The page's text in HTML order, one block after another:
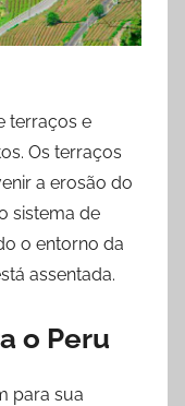
terraços e
Os terraços
a erosão do
sistema de
o entorno da
assentada.
o Peru
para sua